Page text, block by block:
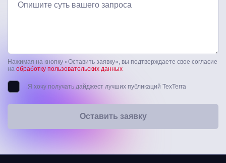
Опишите суть вашего запроса
Нажимая на кнопку «Оставить заявку», вы подтверждаете свое согласие
на обработку пользовательских данных
Я хочу получать дайджест лучших публикаций TexTerra
Оставить заявку